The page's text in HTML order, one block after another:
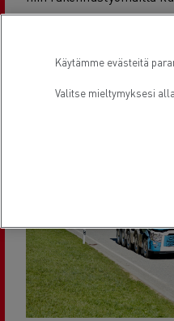
tehokkaat moottorit ja
välttävät samalla
Käytämme evästeitä
Valitse mieltymyksesi